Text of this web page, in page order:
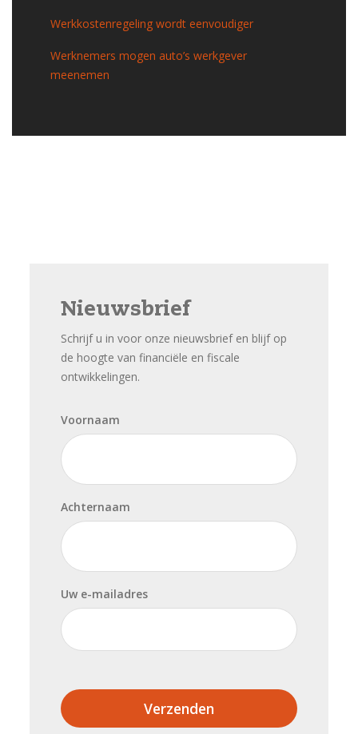
Werkkostenregeling wordt eenvoudiger
Werknemers mogen auto’s werkgever
meenemen
Nieuwsbrief
Schrijf u in voor onze nieuwsbrief en blijf op
de hoogte van financiële en fiscale
ontwikkelingen.
Voornaam
Achternaam
Uw e-mailadres
Verzenden